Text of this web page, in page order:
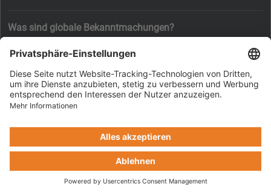
Was sind globale Bekanntmachungen?
Informationen, deshalb solltest du sie so bald wie möglich
lesen. Globale Bekanntmachungen erscheinen ganz oben in
jedem Forum und ebenfalls in deinem persönlichen Bereich.
Ob du eine globale Bekanntmachung schreiben kannst oder
vergebenen Berechtigungen ab.
Nach oben
Was sind Bekanntmachungen?